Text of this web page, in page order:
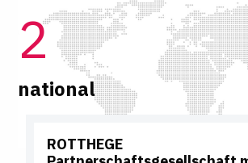
2
national
ROTTHEGE